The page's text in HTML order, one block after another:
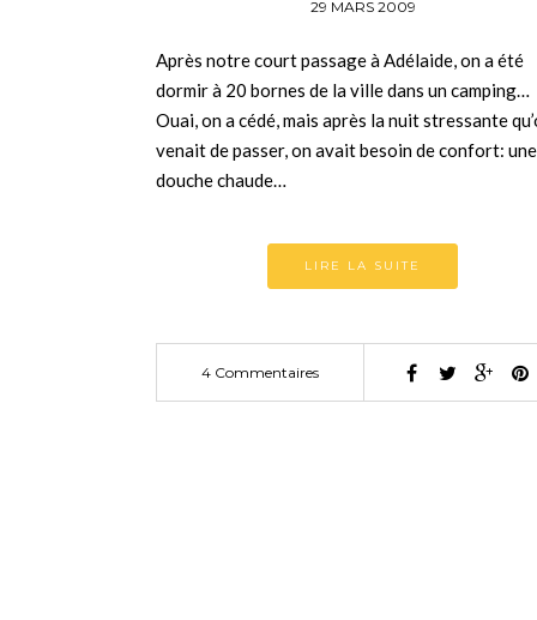
29 MARS 2009
Après notre court passage à Adélaide, on a été
dormir à 20 bornes de la ville dans un camping…
Ouai, on a cédé, mais après la nuit stressante
venait de passer, on avait besoin de confort: une
douche chaude…
LIRE LA SUITE
4 Commentaires